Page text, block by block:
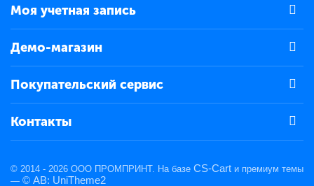
Моя учетная запись
Демо-магазин
Покупательский сервис
Контакты
© 2014 - 2026 ООО ПРОМПРИНТ. На базе CS-Cart и премиум темы
— © AB: UniTheme2